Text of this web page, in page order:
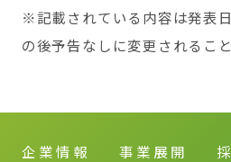
※記載されている内容は発表
の後予告なしに変更されるこ
企業情報 事業展開